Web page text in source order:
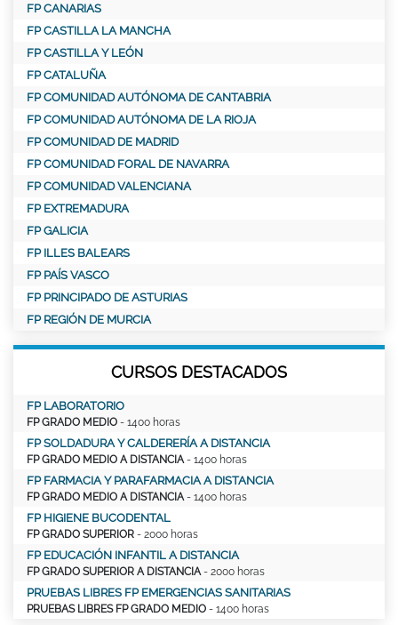
FP CANARIAS
FP CASTILLA LA MANCHA
FP CASTILLA Y LEÓN
FP CATALUÑA
FP COMUNIDAD AUTÓNOMA DE CANTABRIA
FP COMUNIDAD AUTÓNOMA DE LA RIOJA
FP COMUNIDAD DE MADRID
FP COMUNIDAD FORAL DE NAVARRA
FP COMUNIDAD VALENCIANA
FP EXTREMADURA
FP GALICIA
FP ILLES BALEARS
FP PAÍS VASCO
FP PRINCIPADO DE ASTURIAS
FP REGIÓN DE MURCIA
CURSOS DESTACADOS
FP LABORATORIO
FP GRADO MEDIO - 1400 horas
FP SOLDADURA Y CALDERERÍA A DISTANCIA
FP GRADO MEDIO A DISTANCIA - 1400 horas
FP FARMACIA Y PARAFARMACIA A DISTANCIA
FP GRADO MEDIO A DISTANCIA - 1400 horas
FP HIGIENE BUCODENTAL
FP GRADO SUPERIOR - 2000 horas
FP EDUCACIÓN INFANTIL A DISTANCIA
FP GRADO SUPERIOR A DISTANCIA - 2000 horas
PRUEBAS LIBRES FP EMERGENCIAS SANITARIAS
PRUEBAS LIBRES FP GRADO MEDIO - 1400 horas